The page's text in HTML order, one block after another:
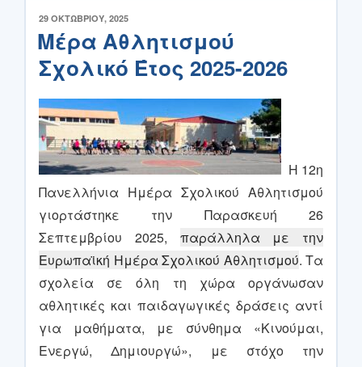
ΔΗΜΟΣΙΕΎΤΗΚΕ
ΣΤΙΣ
29 ΟΚΤΩΒΡΊΟΥ, 2025
Μέρα Αθλητισμού
Σχολικό Έτος 2025-2026
Η 12η
Πανελλήνια Ημέρα Σχολικού Αθλητισμού
γιορτάστηκε την Παρασκευή 26
Σεπτεμβρίου 2025, παράλληλα με την
Ευρωπαϊκή Ημέρα Σχολικού Αθλητισμού. Τα
σχολεία σε όλη τη χώρα οργάνωσαν
αθλητικές και παιδαγωγικές δράσεις αντί
για μαθήματα, με σύνθημα «Κινούμαι,
Ενεργώ, Δημιουργώ», με στόχο την